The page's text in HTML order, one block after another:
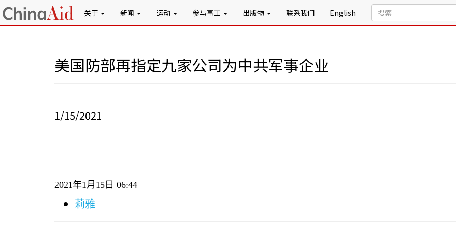
关于 新闻 运动 参与事工 出版物 联系我们 English
美国防部再指定九家公司为中共军事企业
1/15/2021
2021年1月 15 日 06:44
莉雅